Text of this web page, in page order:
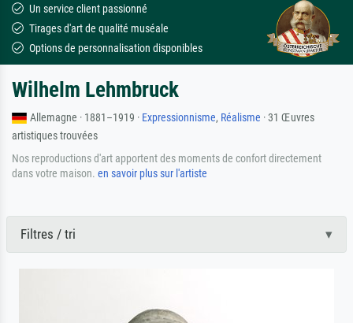
Un service client passionné
Tirages d'art de qualité muséale
Options de personnalisation disponibles
Wilhelm Lehmbruck
Allemagne · 1881–1919 · Expressionnisme, Réalisme · 31 Œuvres
artistiques trouvées
Nos reproductions d'art apportent des moments de confort directement
dans votre maison. en savoir plus sur l'artiste
Filtres / tri